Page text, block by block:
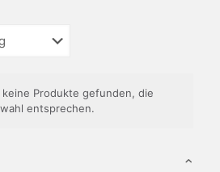
keine Produkte gefunden, die
entsprechen.